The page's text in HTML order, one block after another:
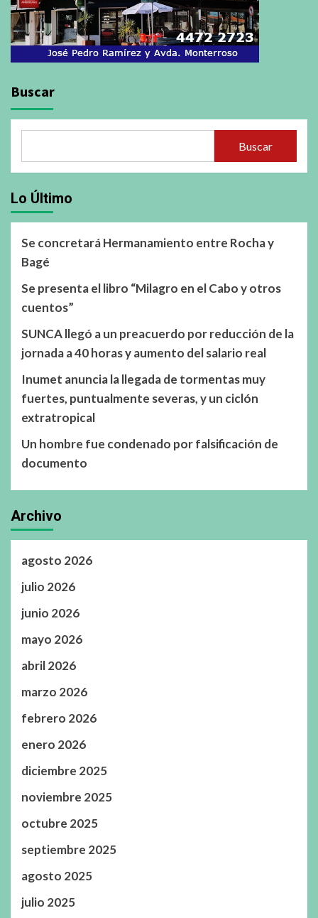
Buscar
Buscar
Lo Último
Se concretará Hermanamiento entre Rocha y
Bagé
Se presenta el libro “Milagro en el Cabo y otros
cuentos”
SUNCA llegó a un preacuerdo por reducción de la
jornada a 40 horas y aumento del salario real
Inumet anuncia la llegada de tormentas muy
fuertes, puntualmente severas, y un ciclón
extratropical
Un hombre fue condenado por falsificación de
documento
Archivo
agosto 2026
julio 2026
junio 2026
mayo 2026
abril 2026
marzo 2026
febrero 2026
enero 2026
diciembre 2025
noviembre 2025
octubre 2025
septiembre 2025
agosto 2025
julio 2025